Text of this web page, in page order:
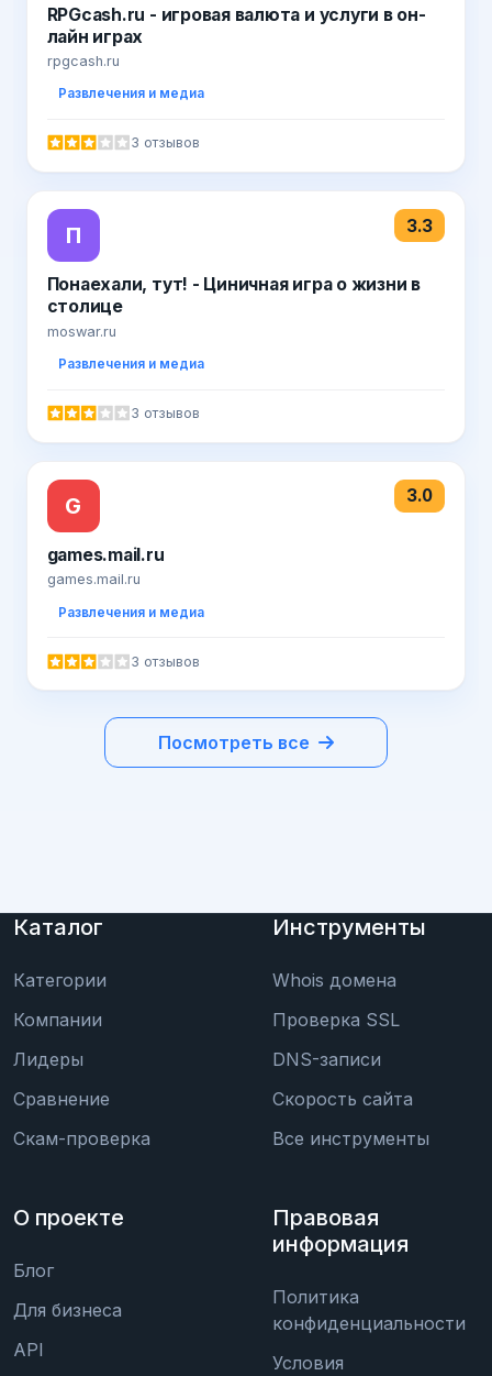
RPGcash.ru - игровая валюта и услуги в он-
лайн играх
rpgcash.ru
Развлечения и медиа
3 отзывов
П 3.3
Понаехали, тут! - Циничная игра о жизни в
столице
moswar.ru
Развлечения и медиа
3 отзывов
G 3.0
games.mail.ru
games.mail.ru
Развлечения и медиа
3 отзывов
Посмотреть все
Каталог
Категории
Компании
Лидеры
Сравнение
Скам-проверка
Инструменты
Whois домена
Проверка SSL
DNS-записи
Скорость сайта
Все инструменты
О проекте
Блог
Для бизнеса
API
Правовая
информация
Политика
конфиденциальности
Условия